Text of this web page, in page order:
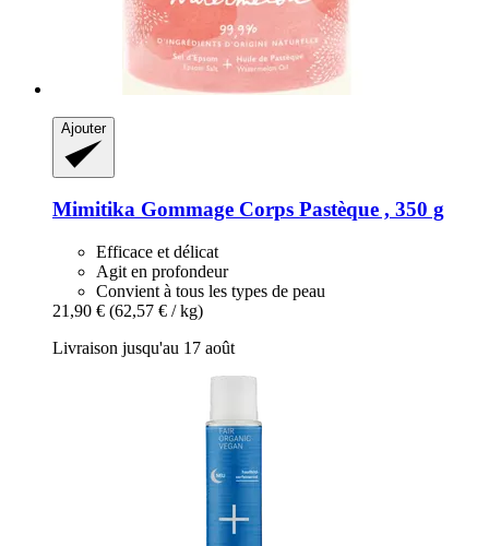
Ajouter
Mimitika Gommage Corps Pastèque , 350 g
Efficace et délicat
Agit en profondeur
Convient à tous les types de peau
21,90 € (62,57 € / kg)
Livraison jusqu'au 17 août